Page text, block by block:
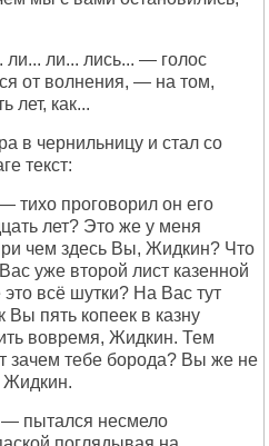
ли... лись... — голос
от волнения, — на том,
лет, как...
в чернильницу и стал со
текст:
тихо проговорил он его
лет? Это же у меня
чем здесь Вы, Жидкин? Что
уже второй лист казенной
всё шутки? На Вас тут
Вы пять копеек в казну
вовремя, Жидкин. Тем
зачем тебе борода? Вы же не
Жидкин.
— пытался несмело